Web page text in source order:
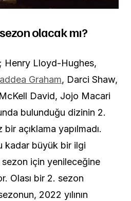
olacak mı?
Henry Lloyd-Hughes,
Graham, Darci Shaw,
David, Jojo Macari
bulunduğu dizinin 2.
açıklama yapılmadı.
kadar büyük bir ilgi
için yenileceğine
Olası bir 2. sezon
2022 yılının